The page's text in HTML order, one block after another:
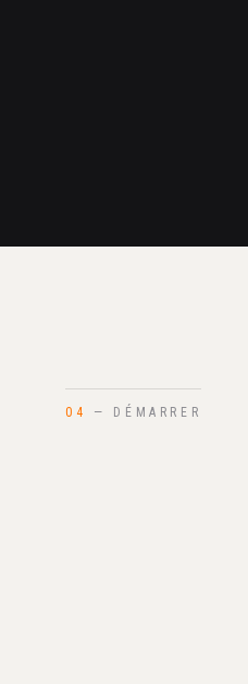
04 — DÉMARRER